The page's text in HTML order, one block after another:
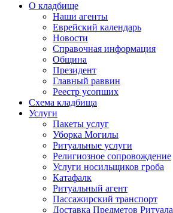
О кладбище
Наши агенты
Еврейский календарь
Новости
Справочная информация
Община
Президент
Главный раввин
Реестр усопших
Схема кладбища
Услуги
Пакеты услуг
Уборка Могилы
Ритуальные услуги
Религиозное сопровождение
Услуги носильщиков гроба
Катафалк
Ритуальный агент
Пассажирский транспорт
Доставка Предметов Ритуала